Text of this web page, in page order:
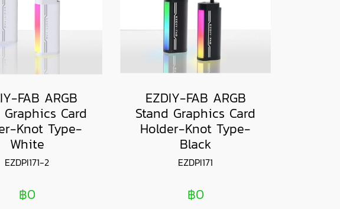
FAB ARGB
Graphics Card
Knot Type-
White
‎EZDPI171-2
฿0
EZDIY-FAB ARGB
Stand Graphics Card
Holder-Knot Type-
Black
EZDPI171
฿0